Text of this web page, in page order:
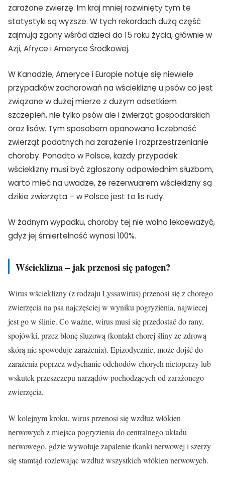
zarażone zwierzę. Im kraj mniej rozwinięty tym te
statystyki są wyższe. W tych rekordach dużą część
zajmują zgony wśród dzieci do 15 roku życia, głównie w
Azji, Afryce i Ameryce Środkowej.
W Kanadzie, Ameryce i Europie notuje się niewiele
przypadków zachorowań na wściekliznę u psów co jest
związane w dużej mierze z dużym odsetkiem
szczepień, nie tylko psów ale i zwierząt gospodarskich
oraz lisów. Tym sposobem opanowano liczebność
zwierząt podatnych na zarażenie i rozprzestrzenianie
choroby. Ponadto w Polsce, każdy przypadek
wścieklizny musi być zgłoszony odpowiednim służbom,
warto mieć na uwadze, że rezerwuarem wścieklizny są
dzikie zwierzęta – w Polsce jest to lis rudy.
W żadnym wypadku, choroby tej nie wolno lekceważyć,
gdyż jej śmiertelność wynosi 100%.
Wścieklizna – jak przenosi się patogen?
Wirus wścieklizny (z rodzaju Lyssawirus) przenosi się z chorego
zwierzęcia na psa najczęściej w wyniku pogryzienia, najwiecej
jest go w ślinie. Co ważne, wirus musi się przedostać do rany,
spojówki, przez błonę śluzową (kontakt chorej śliny ze zdrową
skórą nie spowoduje zarażenia). Epizodycznie, może dojść do
zarażenia poprzez wdychanie odchodów chorych nietoperzy lub
wskutek przeszczepu narządów pochodzących od zarażonego
zwierzęcia.
W kolejnym kroku, wirus przenosi się wzdłuż włókien
nerwowych z miejsca pogryzienia do centralnego układu
nerwowego, gdzie wywołuje zapalenie tkanki nerwowej i szerzy
się stamtąd rozlewając wzdłuż wszystkich włókien nerwowych.